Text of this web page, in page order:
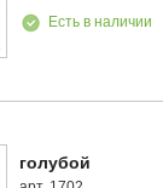
Есть в наличии
голубой